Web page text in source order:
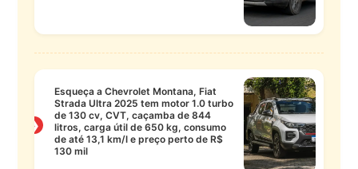
❯
Esqueça a Chevrolet Montana, Fiat
Strada Ultra 2025 tem motor 1.0 turbo
de 130 cv, CVT, caçamba de 844
litros, carga útil de 650 kg, consumo
de até 13,1 km/l e preço perto de R$
130 mil